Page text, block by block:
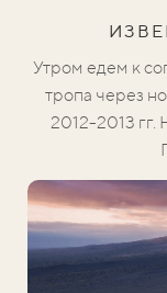
Утром едем к
тропа через
2012-2013 гг.